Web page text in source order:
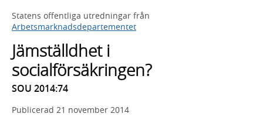
framträder
en
med
sökförslag
Statens offentliga utredningar från
Arbetsmarknadsdepartementet
Jämställdhet i
socialförsäkringen?
SOU 2014:74
Publicerad 21 november 2014